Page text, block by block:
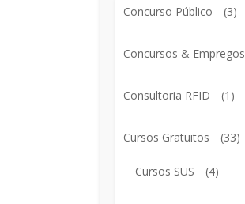
Concurso Público (3)
Concursos & Empregos
Consultoria RFID (1)
Cursos Gratuitos (33)
Cursos SUS (4)